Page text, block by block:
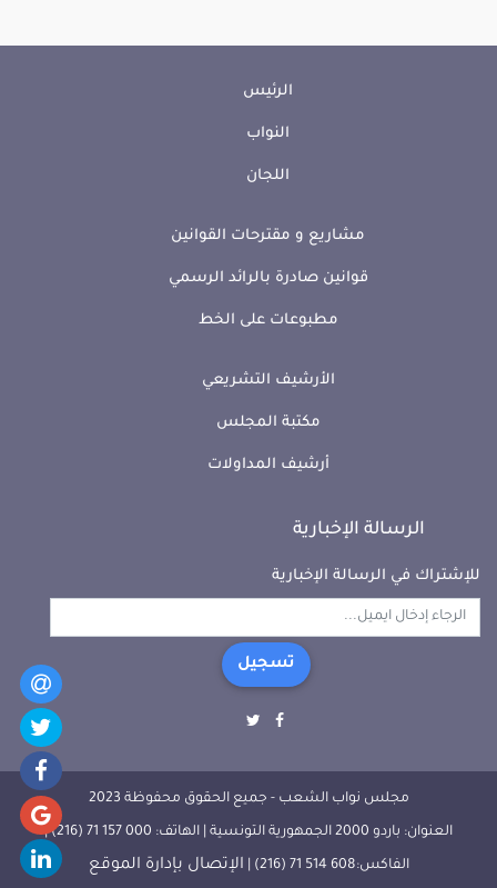
الرئيس
النواب
اللجان
مشاريع و مقترحات القوانين
قوانين صادرة بالرائد الرسمي
مطبوعات على الخط
الأرشيف التشريعي
مكتبة المجلس
أرشيف المداولات
الرسالة الإخبارية
للإشتراك في الرسالة الإخبارية
تسجيل
مجلس نواب الشعب - جميع الحقوق محفوظة 2023
العنوان: باردو 2000 الجمهورية التونسية | الهاتف: 000 157 71 (216) |
الفاكس:608 514 71 (216) | الإتصال بإدارة الموقع